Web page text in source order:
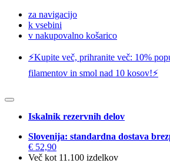
za navigacijo
k vsebini
v nakupovalno košarico
⚡️Kupite več, prihranite več: 10%
filamentov in smol nad 10 kosov!⚡️
Iskalnik rezervnih delov
Slovenija: standardna dostava
€ 52,90
Več kot 11.100 izdelkov